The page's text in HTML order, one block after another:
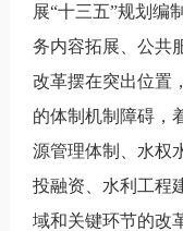
展“十三五”规划编
务内容拓展、公共
改革摆在突出位置
的体制机制障碍，
源管理体制、水权
投融资、水利工程
域和关键环节的改